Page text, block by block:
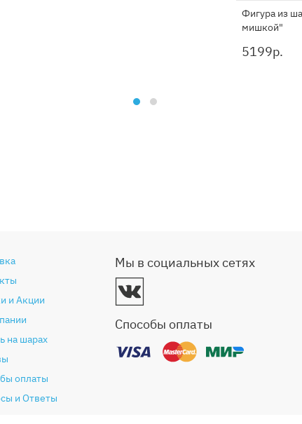
Фигура из
мишкой"
5199р.
и Акции
на шарах
оплаты
и Ответы
и возврат
Мы в социальных сетях
Способы оплаты